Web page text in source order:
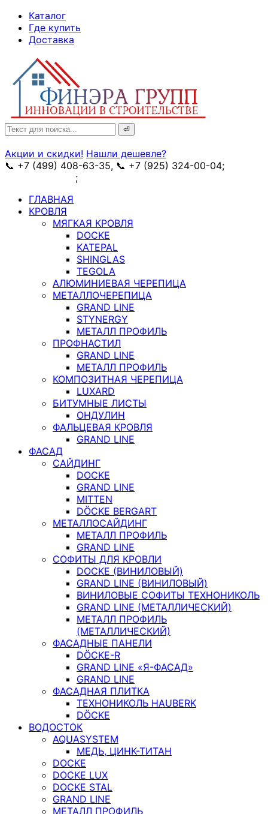
Skip
Content
Каталог
Где купить
Доставка
Search
for:
Акции и скидки! Нашли дешевле?
📞 +7 (499) 408-63-35, 📞 +7 (925) 324-00-04;
;
ГЛАВНАЯ
КРОВЛЯ
МЯГКАЯ КРОВЛЯ
DOCKE
KATEPAL
SHINGLAS
TEGOLA
АЛЮМИНИЕВАЯ ЧЕРЕПИЦА
МЕТАЛЛОЧЕРЕПИЦА
GRAND LINE
STYNERGY
МЕТАЛЛ ПРОФИЛЬ
ПРОФНАСТИЛ
GRAND LINE
МЕТАЛЛ ПРОФИЛЬ
КОМПОЗИТНАЯ ЧЕРЕПИЦА
LUXARD
БИТУМНЫЕ ЛИСТЫ
ОНДУЛИН
ФАЛЬЦЕВАЯ КРОВЛЯ
GRAND LINE
ФАСАД
САЙДИНГ
DOCKE
GRAND LINE
MITTEN
DÖCKE BERGART
МЕТАЛЛОСАЙДИНГ
МЕТАЛЛ ПРОФИЛЬ
GRAND LINE
СОФИТЫ ДЛЯ КРОВЛИ
DOCKE (ВИНИЛОВЫЙ)
GRAND LINE (ВИНИЛОВЫЙ)
ВИНИЛОВЫЕ СОФИТЫ ТЕХНОНИКОЛЬ
GRAND LINE (МЕТАЛЛИЧЕСКИЙ)
МЕТАЛЛ ПРОФИЛЬ
(МЕТАЛЛИЧЕСКИЙ)
ФАСАДНЫЕ ПАНЕЛИ
DÖCKE-R
GRAND LINE «Я-ФАСАД»
GRAND LINE
ФАСАДНАЯ ПЛИТКА
ТЕХНОНИКОЛЬ HAUBERK
DÖCKE
ВОДОСТОК
AQUASYSTEM
МЕДЬ, ЦИНК-ТИТАН
DOCKE
DOCKE LUX
DOCKE STAL
GRAND LINE
МЕТАЛЛ ПРОФИЛЬ